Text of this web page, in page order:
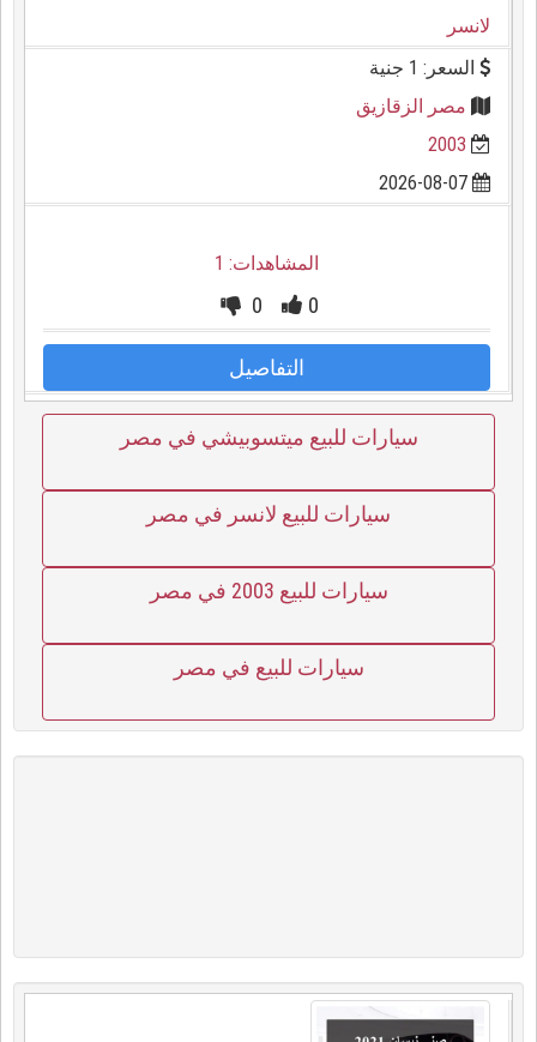
لانسر
السعر: 1 جنية
مصر الزقازيق
2003
المشاهدات: 1
0
0
التفاصيل
سيارات للبيع ميتسوبيشي في مصر
سيارات للبيع لانسر في مصر
سيارات للبيع 2003 في مصر
سيارات للبيع في مصر